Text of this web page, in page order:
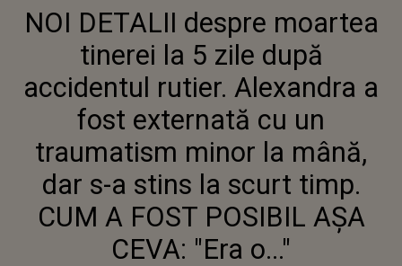
TINEREI LA 5 ZILE DUPĂ
ACCIDENTUL RUTIER.
ALEXANDRA A FOST EXTERNATĂ
CU UN TRAUMATISM MINOR LA
MÂNĂ, DAR S-A STINS LA SCURT
CEVA: "ERA O..."
NOI DETALII despre moartea
tinerei la 5 zile după
accidentul rutier. Alexandra a
fost externată cu un
traumatism minor la mână,
dar s-a stins la scurt timp.
CUM A FOST POSIBIL AȘA
CEVA: "Era o..."